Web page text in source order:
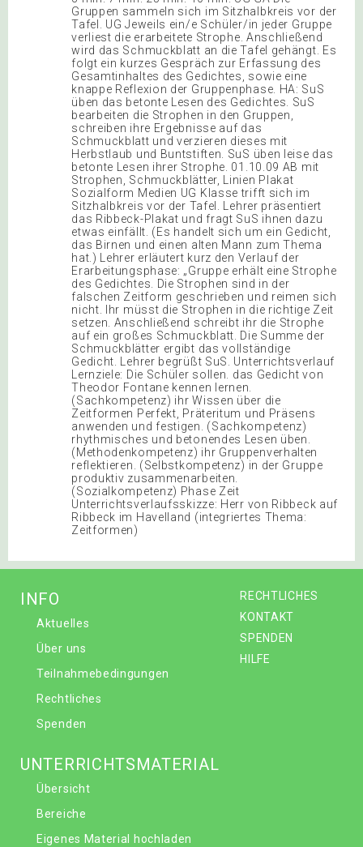
Gruppen sammeln sich im Sitzhalbkreis vor der
Tafel. UG Jeweils ein/e Schüler/in jeder Gruppe
verliest die erarbeitete Strophe. Anschließend
wird das Schmuckblatt an die Tafel gehängt. Es
folgt ein kurzes Gespräch zur Erfassung des
Gesamtinhaltes des Gedichtes, sowie eine
knappe Reflexion der Gruppenphase. HA: SuS
üben das betonte Lesen des Gedichtes. SuS
bearbeiten die Strophen in den Gruppen,
schreiben ihre Ergebnisse auf das
Schmuckblatt und verzieren dieses mit
Herbstlaub und Buntstiften. SuS üben leise das
betonte Lesen ihrer Strophe. 01.10.09 AB mit
Strophen, Schmuckblätter, Linien Plakat
Sozialform Medien UG Klasse trifft sich im
Sitzhalbkreis vor der Tafel. Lehrer präsentiert
das Ribbeck-Plakat und fragt SuS ihnen dazu
etwas einfällt. (Es handelt sich um ein Gedicht,
das Birnen und einen alten Mann zum Thema
hat.) Lehrer erläutert kurz den Verlauf der
Erarbeitungsphase: „Gruppe erhält eine Strophe
des Gedichtes. Die Strophen sind in der
falschen Zeitform geschrieben und reimen sich
nicht. Ihr müsst die Strophen in die richtige Zeit
setzen. Anschließend schreibt ihr die Strophe
auf ein großes Schmuckblatt. Die Summe der
Schmuckblätter ergibt das vollständige
Gedicht. Lehrer begrüßt SuS. Unterrichtsverlauf
Lernziele: Die Schüler sollen. das Gedicht von
Theodor Fontane kennen lernen.
(Sachkompetenz) ihr Wissen über die
Zeitformen Perfekt, Präteritum und Präsens
anwenden und festigen. (Sachkompetenz)
rhythmisches und betonendes Lesen üben.
(Methodenkompetenz) ihr Gruppenverhalten
reflektieren. (Selbstkompetenz) in der Gruppe
produktiv zusammenarbeiten.
(Sozialkompetenz) Phase Zeit
Unterrichtsverlaufsskizze: Herr von Ribbeck auf
Ribbeck im Havelland (integriertes Thema:
Zeitformen)
RECHTLICHES
KONTAKT
SPENDEN
HILFE
INFO
Aktuelles
Über uns
Teilnahmebedingungen
Rechtliches
Spenden
UNTERRICHTSMATERIAL
Übersicht
Bereiche
Eigenes Material hochladen